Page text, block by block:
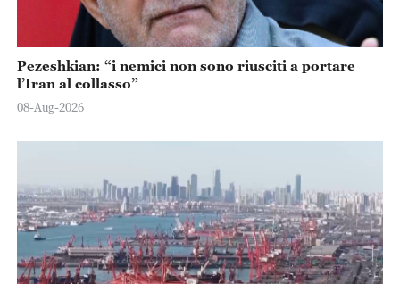
Pezeshkian: “i nemici non sono riusciti a portare
l’Iran al collasso”
08-Aug-2026